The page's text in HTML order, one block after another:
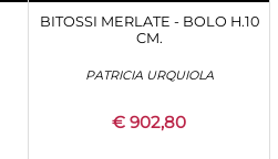
BITOSSI MERLATE - BOLO H.10
CM.
PATRICIA URQUIOLA
€ 902,80